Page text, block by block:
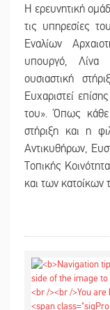
Η ερευνητική
τις υπηρεσίες
Εναλίων
υπουργό, Λίνα
ουσιαστική
Ευχαριστεί
του». Όπως κάθε
στήριξη και η
Αντικυθήρων,
Τοπικής
και των κατοίκων